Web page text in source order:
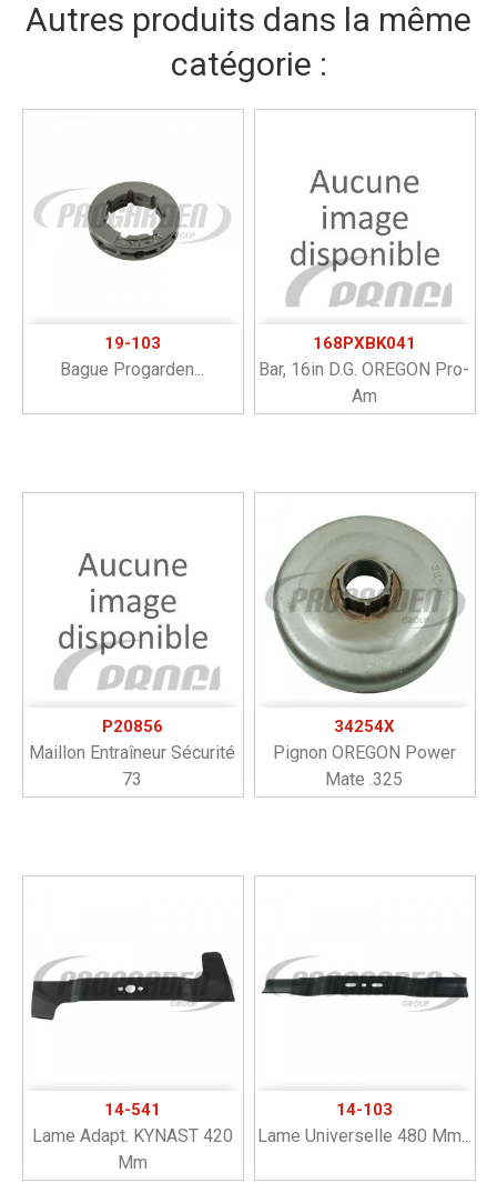
Autres produits dans la même
catégorie :
19-103
Bague Progarden...
168PXBK041
Bar, 16in D.g. OREGON Pro-
Am
P20856
Maillon Entraîneur Sécurité
73
34254X
Pignon OREGON Power
Mate .325
14-541
Lame Adapt. KYNAST 420
Mm
14-103
Lame Universelle 480 Mm...